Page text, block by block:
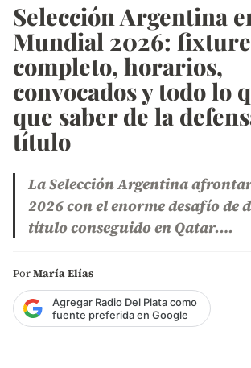
Selección Argentina
Mundial 2026: fixture
completo, horarios,
convocados y todo lo
que saber de la
título
La Selección Argentina
2026 con el enorme desafío de
título conseguido en Qatar.…
PorMaría Elías
Agregar Radio Del Plata como
fuente preferida en Google